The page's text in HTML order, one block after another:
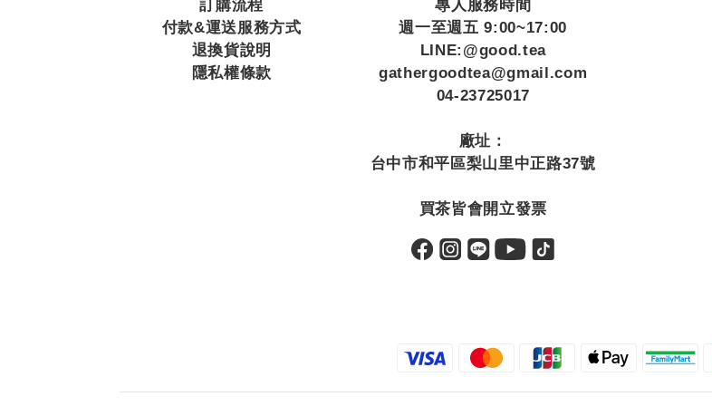
訂購流程
付款&運送服務方式
退換貨說明
隱私權條款
專人服務時間
週一至週五 9:00~17:00
LINE:@good.tea
gathergoodtea@gmail.com
04-23725017
廠址：
台中市和平區梨山里中正路37號
買茶皆會開立發票